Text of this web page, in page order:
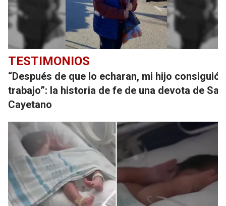
TESTIMONIOS
“Después de que lo echaran, mi hijo consiguió
trabajo”: la historia de fe de una devota de San
Cayetano